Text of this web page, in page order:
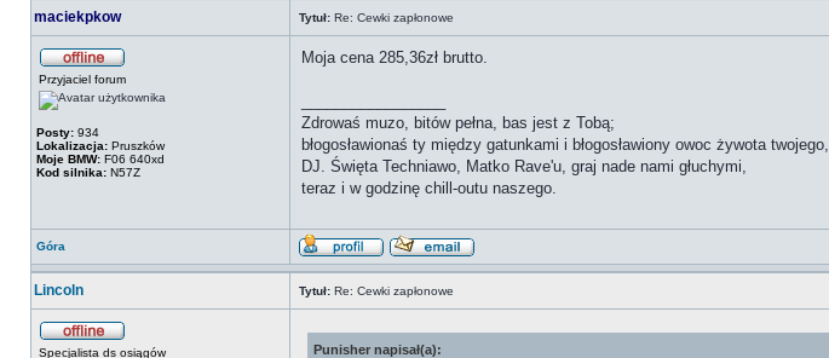
maciekpkow Tytuł: Re: Cewki zapłonowe
Przyjaciel forum
Posty: 934
Lokalizacja: Pruszków
Moje BMW: F06 640xd
Kod silnika: N57Z
Moja cena 285,36zł brutto.
Zdrowaś muzo, bitów pełna, bas jest z Tobą;
błogosławionaś ty między gatunkami i błogosławiony owoc żywota twojego,
DJ. Święta Techniawo, Matko Rave'u, graj nade nami głuchymi,
teraz i w godzinę chill-outu naszego.
Góra
Lincoln Tytuł: Re: Cewki zapłonowe
Specjalista ds osiągów Punisher napisał(a):